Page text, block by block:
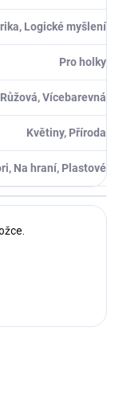
Logické myšlení
Pro holky
Vícebarevná
Květiny, Příroda
Na hraní, Plastové